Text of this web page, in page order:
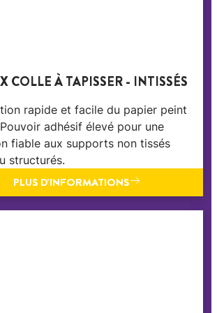
COLLE À TAPISSER - INTISSÉS
rapide et facile du papier peint
adhésif élevé pour une
fiable aux supports non tissés
structurés.
PLUS D'INFORMATIONS